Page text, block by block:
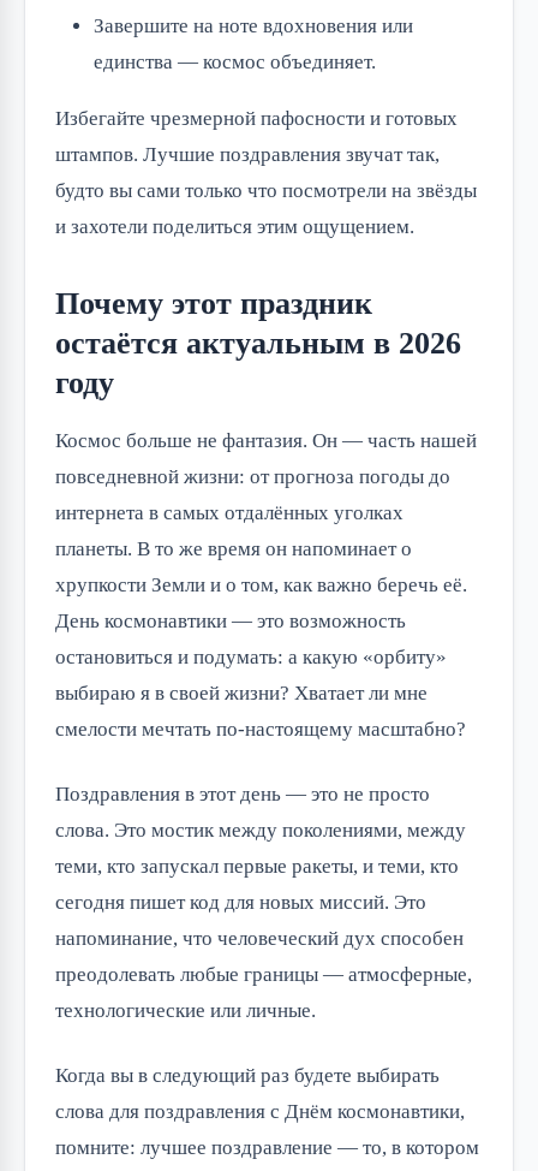
Завершите на ноте вдохновения или
единства — космос объединяет.
Избегайте чрезмерной пафосности и готовых
штампов. Лучшие поздравления звучат так,
будто вы сами только что посмотрели на звёзды
и захотели поделиться этим ощущением.
Почему этот праздник
остаётся актуальным в 2026
году
Космос больше не фантазия. Он — часть нашей
повседневной жизни: от прогноза погоды до
интернета в самых отдалённых уголках
планеты. В то же время он напоминает о
хрупкости Земли и о том, как важно беречь её.
День космонавтики — это возможность
остановиться и подумать: а какую «орбиту»
выбираю я в своей жизни? Хватает ли мне
смелости мечтать по-настоящему масштабно?
Поздравления в этот день — это не просто
слова. Это мостик между поколениями, между
теми, кто запускал первые ракеты, и теми, кто
сегодня пишет код для новых миссий. Это
напоминание, что человеческий дух способен
преодолевать любые границы — атмосферные,
технологические или личные.
Когда вы в следующий раз будете выбирать
слова для поздравления с Днём космонавтики,
помните: лучшее поздравление — то, в котором